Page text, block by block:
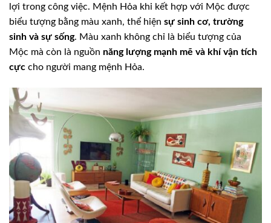
lợi trong công việc. Mệnh Hỏa khi kết hợp với Mộc được
biểu tượng bằng màu xanh, thể hiện sự sinh cơ, trường
sinh và sự sống. Màu xanh không chỉ là biểu tượng của
Mộc mà còn là nguồn năng lượng mạnh mẽ và khí vận tích
cực cho người mang mệnh Hỏa.